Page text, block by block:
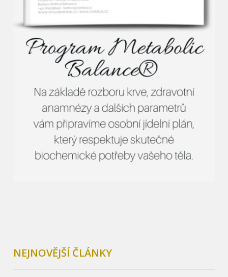
NEJNOVĚJŠÍ ČLÁNKY